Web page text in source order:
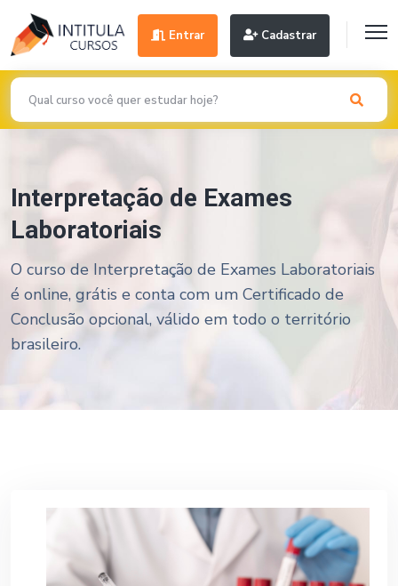
Entrar Cadastrar
Interpretação de Exames
Laboratoriais
O curso de Interpretação de Exames Laboratoriais
é online, grátis e conta com um Certificado de
Conclusão opcional, válido em todo o território
brasileiro.